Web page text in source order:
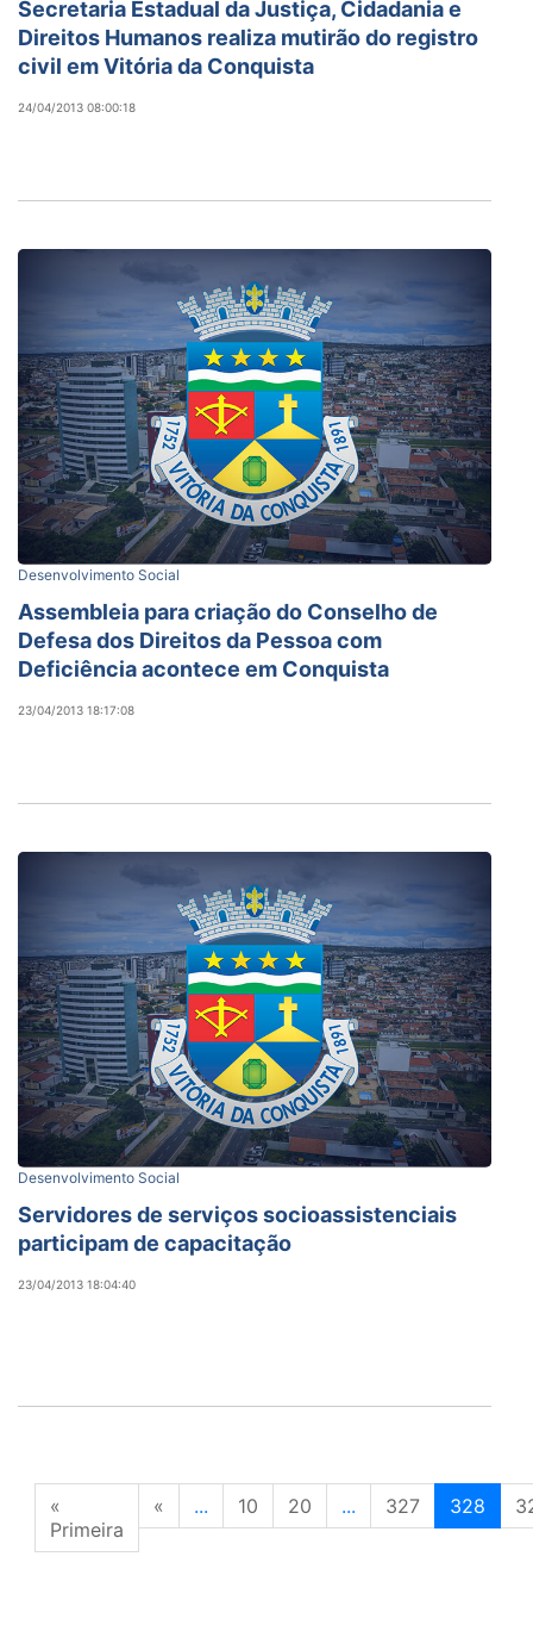
Secretaria Estadual da Justiça, Cidadania e
Direitos Humanos realiza mutirão do registro
civil em Vitória da Conquista
24/04/2013 08:00:18
Desenvolvimento Social
Assembleia para criação do Conselho de
Defesa dos Direitos da Pessoa com
Deficiência acontece em Conquista
23/04/2013 18:17:08
Desenvolvimento Social
Servidores de serviços socioassistenciais
participam de capacitação
23/04/2013 18:04:40
«
Primeira
« ... 10 20 ... 327 328